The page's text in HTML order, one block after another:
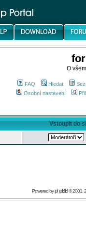
O
FAQ Hledat
Osobní nastavení
Vstoupit do
Powered byphpBB© 2001,